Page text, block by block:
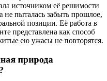
источником её решимости
не пыталась забыть прошлое,
позиции. Её работа в
представлена как способ
ею ужасы не повторятся.
природа